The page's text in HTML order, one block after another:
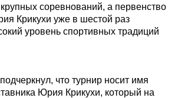
соревнований, а первенство
Крикухи уже в шестой раз
уровень спортивных традиций
что турнир носит имя
Юрия Крикухи, который на